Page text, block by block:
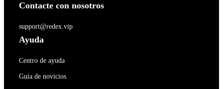
Contacte con nosotros
support@redex.vip
Ayuda
Centro de ayuda
Guía de novicios